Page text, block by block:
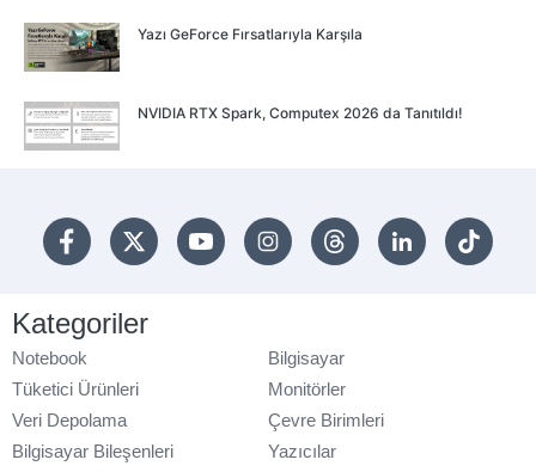
Yazı GeForce Fırsatlarıyla Karşıla
NVIDIA RTX Spark, Computex 2026 da Tanıtıldı!
Kategoriler
Notebook
Bilgisayar
Tüketici Ürünleri
Monitörler
Veri Depolama
Çevre Birimleri
Bilgisayar Bileşenleri
Yazıcılar